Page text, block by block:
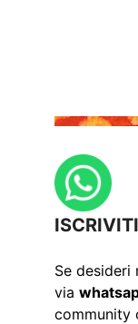
Se desideri
via
community